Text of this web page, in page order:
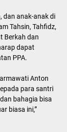
dan anak-anak di
Tahsin, Tahfidz,
Berkah dan
dapat
PPA.
Anton
para santri
bahagia bisa
biasa ini,”